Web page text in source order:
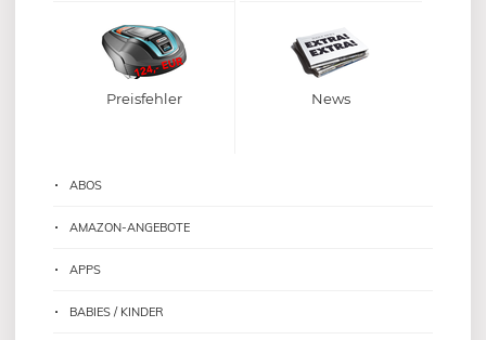
Preisfehler News
ABOS
AMAZON-ANGEBOTE
APPS
BABIES / KINDER